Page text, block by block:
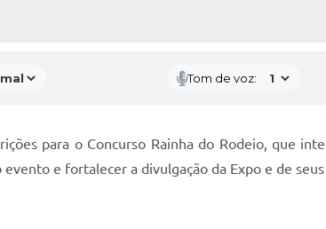
Tom de voz:
para o Concurso Rainha do Rodeio, que
e fortalecer a divulgação da Expo e de